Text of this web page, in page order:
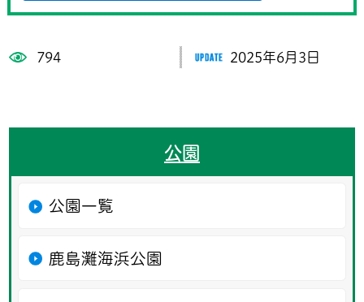
794 2025年6月3日
公園
公園一覧
鹿島灘海浜公園